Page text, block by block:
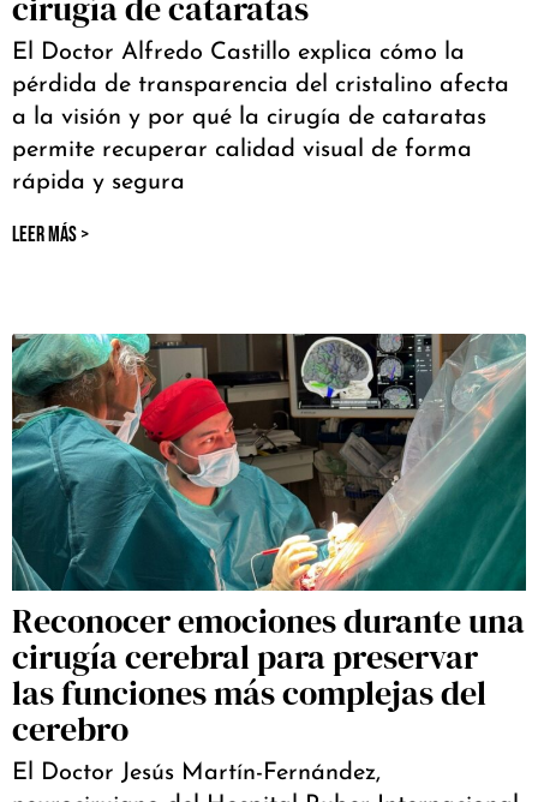
El Doctor Alfredo Castillo explica cómo la
pérdida de transparencia del cristalino afecta
a la visión y por qué la cirugía de cataratas
permite recuperar calidad visual de forma
rápida y segura
LEER MÁS >
Reconocer emociones durante una
cirugía cerebral para preservar
las funciones más complejas del
cerebro
El Doctor Jesús Martín-Fernández,